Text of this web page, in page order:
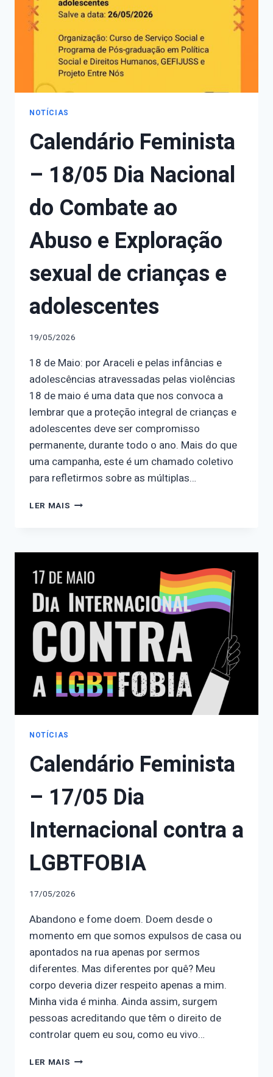
NOTÍCIAS
Calendário Feminista
– 18/05 Dia Nacional
do Combate ao
Abuso e Exploração
sexual de crianças e
adolescentes
19/05/2026
18 de Maio: por Araceli e pelas infâncias e
adolescências atravessadas pelas violências
18 de maio é uma data que nos convoca a
lembrar que a proteção integral de crianças e
adolescentes deve ser compromisso
permanente, durante todo o ano. Mais do que
uma campanha, este é um chamado coletivo
para refletirmos sobre as múltiplas…
LER MAIS CALENDÁRIO
DIA
DO
COMBATE
AO
E
EXPLORAÇÃO
SEXUAL
DE
CRIANÇAS
E
NOTÍCIAS
Calendário Feminista
– 17/05 Dia
Internacional contra a
LGBTFOBIA
17/05/2026
Abandono e fome doem. Doem desde o
momento em que somos expulsos de casa ou
apontados na rua apenas por sermos
diferentes. Mas diferentes por quê? Meu
corpo deveria dizer respeito apenas a mim.
Minha vida é minha. Ainda assim, surgem
pessoas acreditando que têm o direito de
controlar quem eu sou, como eu vivo…
LER MAIS CALENDÁRIO